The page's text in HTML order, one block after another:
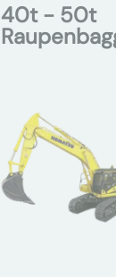
40t - 50t